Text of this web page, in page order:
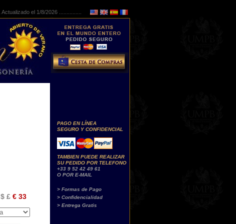
Actualizado el 1/8/2026 ...............
$ £ € 33
PAGO EN LÍNEA
SEGURO Y CONFIDENCIAL
TAMBIEN PUEDE REALIZAR
SU PEDIDO POR TELEFONO
+33 9 52 42 49 61
O POR E-MAIL
> Formas de Pago
> Confidencialidad
> Entrega Gratis